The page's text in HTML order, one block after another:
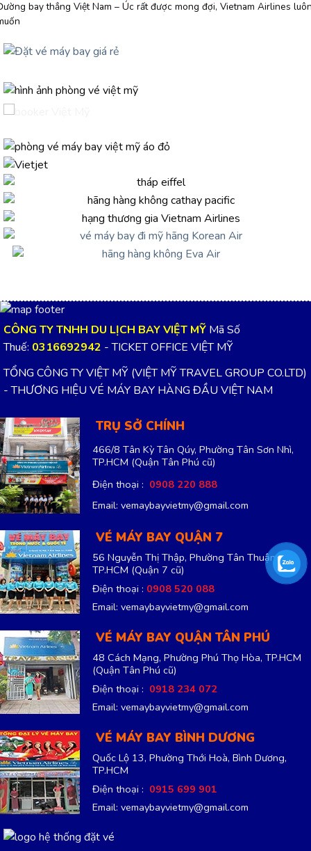
bay thẳng Việt Nam – Úc rất được mong đợi, Vietnam Airlines
CÔNG TY TNHH DU LỊCH BAY VIỆT MỸ Mã Số
Thuế: 0316692942 - TICKET OFFICE VIỆT MỸ
TỔNG CÔNG TY VIỆT MỸ (VIỆT MỸ TRAVEL GROUP CO.LTD)
- THƯƠNG HIỆU VÉ MÁY BAY HÀNG ĐẦU VIỆT NAM
TRỤ SỞ CHÍNH
466/8 Tân Kỳ Tân Qúy, Phường Tân Sơn Nhì,
TP.HCM (Quận Tân Phú cũ)
Điện thoại : 0908 220 888
Email: vemaybayvietmy@gmail.com
VÉ MÁY BAY QUẬN 7
56 Nguyễn Thị Thập, Phường Tân Thuận,
TP.HCM (Quận 7 cũ)
Điện thoại : 0908 520 088
Email: vemaybayvietmy@gmail.com
VÉ MÁY BAY QUẬN TÂN PHÚ
48 Cách Mạng, Phường Phú Thọ Hòa, TP.HCM
(Quận Tân Phú cũ)
Điện thoại : 0918 234 072
Email: vemaybayvietmy@gmail.com
VÉ MÁY BAY BÌNH DƯƠNG
Quốc Lộ 13, Phường Thới Hoà, Bình Dương,
TP.HCM
Điện thoại : 0915 699 901
Email: vemaybayvietmy@gmail.com